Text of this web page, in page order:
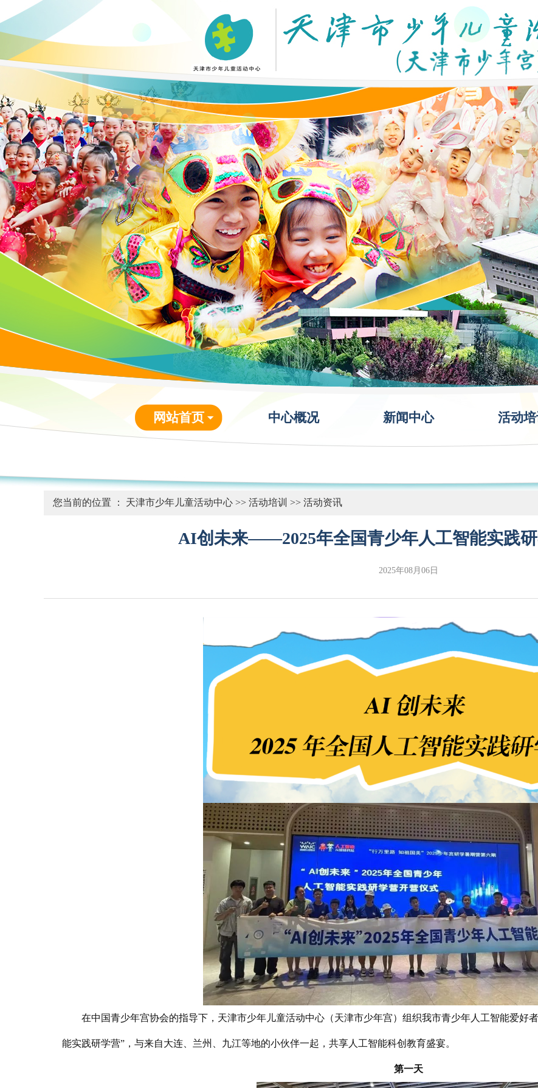
网站首页 中心概况 新闻中心 活动培
您当前的位置 ： 天津市少年儿童活动中心 >> 活动培训 >> 活动资讯
AI创未来——2025年全国青少年人工智能实践
2025年08月06日
在中国青少年宫协会的指导下，天津市少年儿童活动中心（天津市少年宫）组织我市青少年人工智能爱好
能实践研学营”，与来自大连、兰州、九江等地的小伙伴一起，共享人工智能科创教育盛宴。
第一天